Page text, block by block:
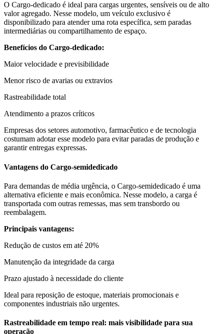
O Cargo-dedicado é ideal para cargas urgentes, sensíveis ou de alto
valor agregado. Nesse modelo, um veículo exclusivo é
disponibilizado para atender uma rota específica, sem paradas
intermediárias ou compartilhamento de espaço.
Benefícios do Cargo-dedicado:
Maior velocidade e previsibilidade
Menor risco de avarias ou extravios
Rastreabilidade total
Atendimento a prazos críticos
Empresas dos setores automotivo, farmacêutico e de tecnologia
costumam adotar esse modelo para evitar paradas de produção e
garantir entregas expressas.
Vantagens do Cargo-semidedicado
Para demandas de média urgência, o Cargo-semidedicado é uma
alternativa eficiente e mais econômica. Nesse modelo, a carga é
transportada com outras remessas, mas sem transbordo ou
reembalagem.
Principais vantagens:
Redução de custos em até 20%
Manutenção da integridade da carga
Prazo ajustado à necessidade do cliente
Ideal para reposição de estoque, materiais promocionais e
componentes industriais não urgentes.
Rastreabilidade em tempo real: mais visibilidade para sua
operação